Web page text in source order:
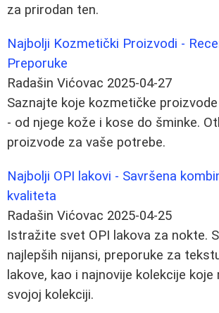
za prirodan ten.
Najbolji Kozmetički Proizvodi -
Preporuke
Radašin Vićovac 2025-04-27
Saznajte koje kozmetičke
- od njege kože i kose do šminke.
proizvode za vaše potrebe.
Najbolji OPI lakovi - Savršena
kvaliteta
Radašin Vićovac 2025-04-25
Istražite svet OPI lakova za nokte.
najlepših nijansi, preporuke za
lakove, kao i najnovije kolekcije
svojoj kolekciji.